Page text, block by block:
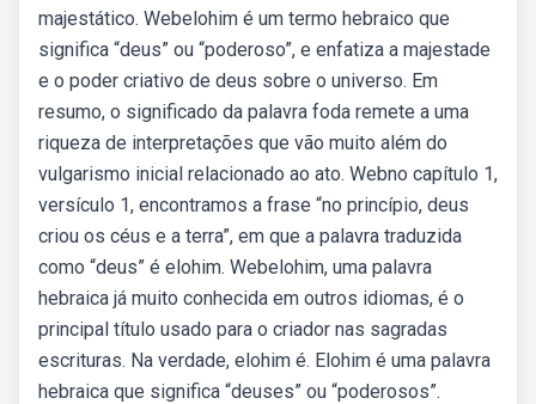
majestático. Webelohim é um termo hebraico que
significa “deus” ou “poderoso”, e enfatiza a majestade
e o poder criativo de deus sobre o universo. Em
resumo, o significado da palavra foda remete a uma
riqueza de interpretações que vão muito além do
vulgarismo inicial relacionado ao ato. Webno capítulo 1,
versículo 1, encontramos a frase “no princípio, deus
criou os céus e a terra”, em que a palavra traduzida
como “deus” é elohim. Webelohim, uma palavra
hebraica já muito conhecida em outros idiomas, é o
principal título usado para o criador nas sagradas
escrituras. Na verdade, elohim é. Elohim é uma palavra
hebraica que significa “deuses” ou “poderosos”.